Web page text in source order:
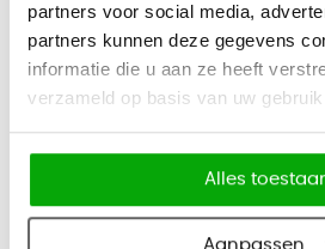
partners voor social media,
partners kunnen deze gegevens
informatie die u aan ze heeft
verzameld op basis van uw
Alles
Aanpassen
Afmetingen
Bureau: 160 x 80 cm of 180 x
Kastgedeelte per persoon:
Hoogte kastgedeelte: 53 cm
Totale breedte kastgedeelte: